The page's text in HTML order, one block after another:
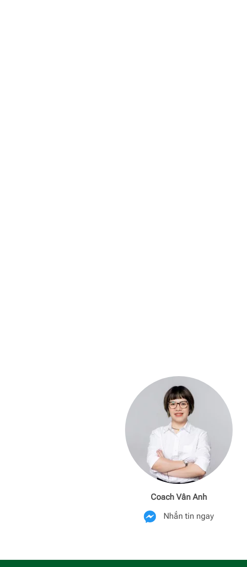
Coach Vân Anh
Nhắn tin ngay